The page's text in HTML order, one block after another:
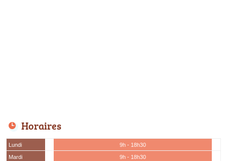
Horaires
Lundi
9h - 18h30
Mardi
9h - 18h30